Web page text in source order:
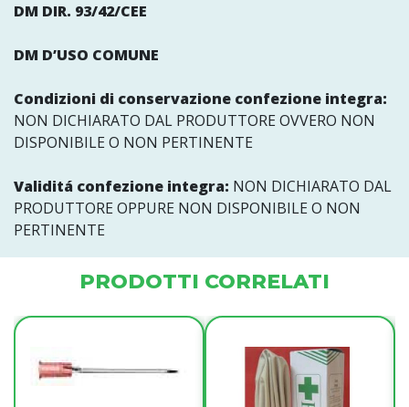
DM DIR. 93/42/CEE
DM D’USO COMUNE
Condizioni di conservazione confezione integra:
NON DICHIARATO DAL PRODUTTORE OVVERO NON
DISPONIBILE O NON PERTINENTE
Validitá confezione integra: NON DICHIARATO DAL
PRODUTTORE OPPURE NON DISPONIBILE O NON
PERTINENTE
PRODOTTI CORRELATI